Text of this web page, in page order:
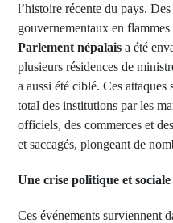
l’histoire récente du pays.
gouvernementaux en
Parlement népalais a été
plusieurs résidences de
a aussi été ciblé. Ces
total des institutions par les
officiels, des commerces et
et saccagés, plongeant de
Une crise politique et
Ces événements surviennent